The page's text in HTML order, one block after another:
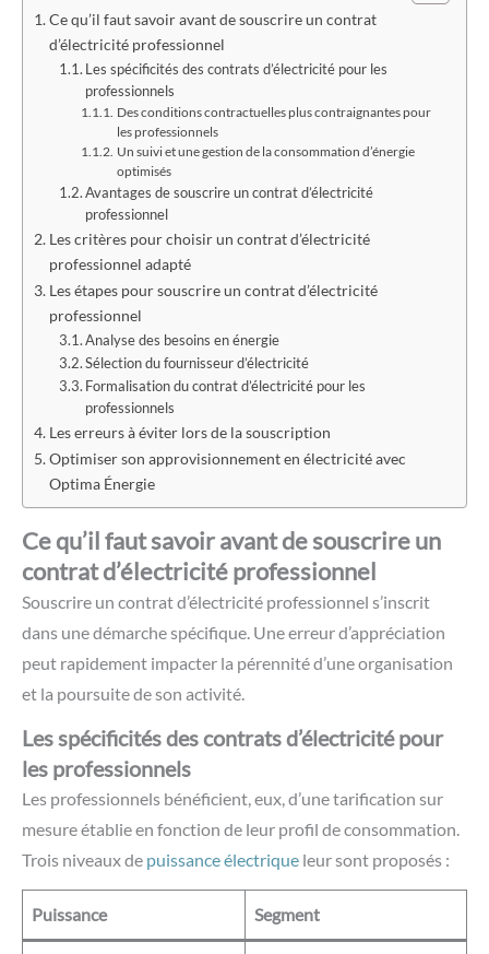
Ce qu’il faut savoir avant de souscrire un contrat
d’électricité professionnel
Les spécificités des contrats d’électricité pour les
professionnels
Des conditions contractuelles plus contraignantes pour
les professionnels
Un suivi et une gestion de la consommation d’énergie
optimisés
Avantages de souscrire un contrat d’électricité
professionnel
Les critères pour choisir un contrat d’électricité
professionnel adapté
Les étapes pour souscrire un contrat d’électricité
professionnel
Analyse des besoins en énergie
Sélection du fournisseur d’électricité
Formalisation du contrat d’électricité pour les
professionnels
Les erreurs à éviter lors de la souscription
Optimiser son approvisionnement en électricité avec
Optima Énergie
Ce qu’il faut savoir avant de souscrire un
contrat d’électricité professionnel
Souscrire un contrat d’électricité professionnel s’inscrit
dans une démarche spécifique. Une erreur d’appréciation
peut rapidement impacter la pérennité d’une organisation
et la poursuite de son activité.
Les spécificités des contrats d’électricité pour
les professionnels
Les professionnels bénéficient, eux, d’une tarification sur
mesure établie en fonction de leur profil de consommation.
Trois niveaux de puissance électrique leur sont proposés :
Puissance Segment